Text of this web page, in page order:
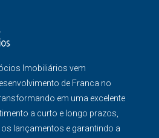
Imobiliários vem
de Franca no
em uma excelente
a curto e longo prazos,
lançamentos e garantindo a